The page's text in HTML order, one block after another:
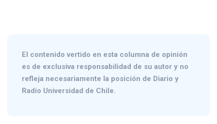
El contenido vertido en esta columna de opinión
es de exclusiva responsabilidad de su autor y no
refleja necesariamente la posición de Diario y
Radio Universidad de Chile.